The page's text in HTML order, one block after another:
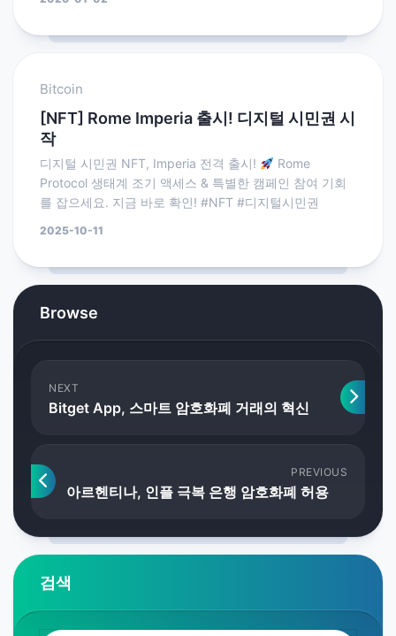
Bitcoin
[NFT] Rome Imperia 출시! 디지털 시민권 시
작
디지털 시민권 NFT, Imperia 전격 출시!
Rome
Protocol 생태계 조기 액세스 & 특별한 캠페인 참여 기회
를 잡으세요. 지금 바로 확인! #NFT #디지털시민권
2025-10-11
Browse
NEXT
Bitget App, 스마트 암호화폐 거래의 혁신
PREVIOUS
아르헨티나, 인플 극복 은행 암호화폐 허용
검색